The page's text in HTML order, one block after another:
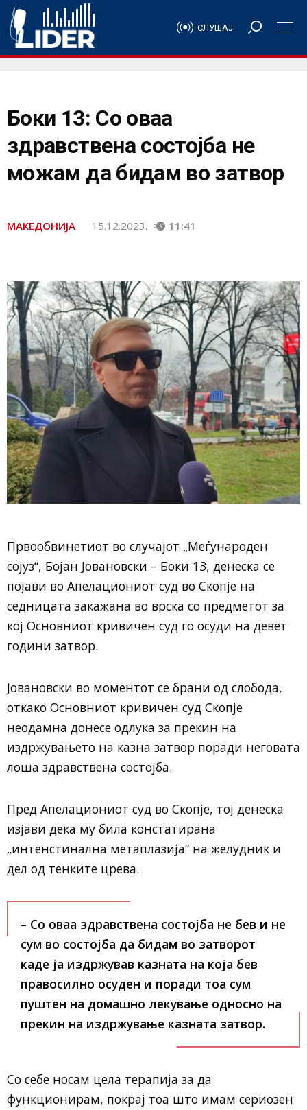
СЛУШАЈ
Боки 13: Со оваа
здравствена состојба не
можам да бидам во затвор
МАКЕДОНИЈА 15.12.2023. 11:41
Првообвинетиот во случајот „Меѓународен
сојуз“, Бојан Јовановски – Боки 13, денеска се
појави во Апелациониот суд во Скопје на
седницата закажана во врска со предметот за
кој Основниот кривичен суд го осуди на девет
години затвор.
Јовановски во моментот се брани од слобода,
откако Основниот кривичен суд Скопје
неодамна донесе одлука за прекин на
издржувањето на казна затвор поради неговата
лоша здравствена состојба.
Пред Апелациониот суд во Скопје, тој денеска
изјави дека му била констатирана
„интенстинална метаплазија“ на желудник и
дел од тенките црева.
– Со оваа здравствена состојба не бев и не
сум во состојба да бидам во затворот
каде ја издржував казната на која бев
правосилно осуден и поради тоа сум
пуштен на домашно лекување односно на
прекин на издржување казната затвор.
Со себе носам цела терапија за да
функционирам, покрај тоа што имам сериозен